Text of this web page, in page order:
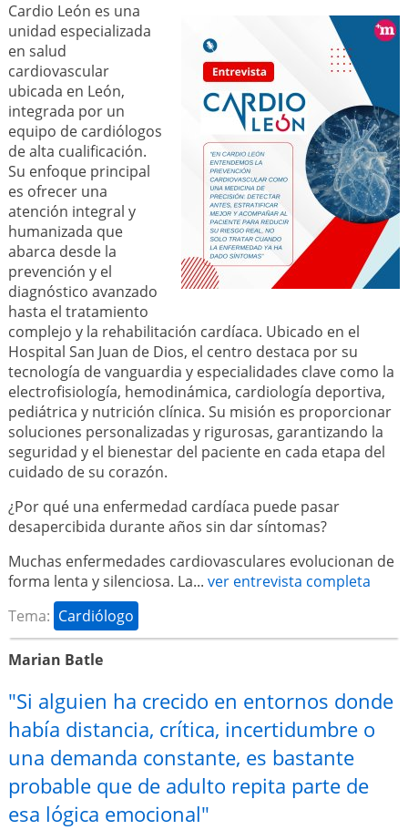
Cardio León es una
unidad especializada
en salud
cardiovascular
ubicada en León,
integrada por un
equipo de cardiólogos
de alta cualificación.
Su enfoque principal
es ofrecer una
atención integral y
humanizada que
abarca desde la
prevención y el
diagnóstico avanzado
hasta el tratamiento
complejo y la rehabilitación cardíaca. Ubicado en el
Hospital San Juan de Dios, el centro destaca por su
tecnología de vanguardia y especialidades clave como la
electrofisiología, hemodinámica, cardiología deportiva,
pediátrica y nutrición clínica. Su misión es proporcionar
soluciones personalizadas y rigurosas, garantizando la
seguridad y el bienestar del paciente en cada etapa del
cuidado de su corazón.
¿Por qué una enfermedad cardíaca puede pasar
desapercibida durante años sin dar síntomas?
Muchas enfermedades cardiovasculares evolucionan de
forma lenta y silenciosa. La... ver entrevista completa
Tema: Cardiólogo
Marian Batle
"Si alguien ha crecido en entornos donde
había distancia, crítica, incertidumbre o
una demanda constante, es bastante
probable que de adulto repita parte de
esa lógica emocional"